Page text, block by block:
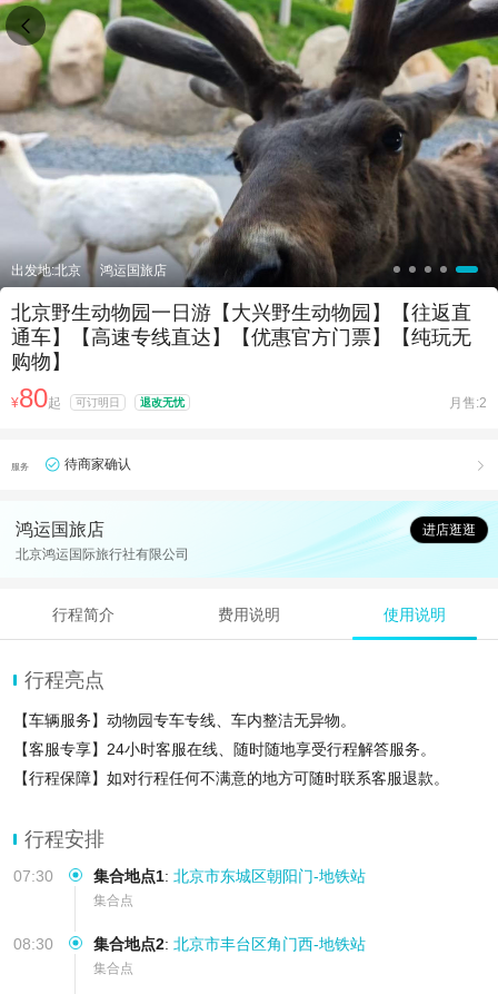
出发地:北京 鸿运国旅店
北京野生动物园一日游【大兴野生动物园】【往返直
通车】【高速专线直达】【优惠官方门票】【纯玩无
购物】
¥80起 可订明日 退改无忧 月售:2
服务 待商家确认 
鸿运国旅店
进店逛逛
北京鸿运国际旅行社有限公司
行程简介 费用说明 使用说明
行程亮点
【车辆服务】动物园专车专线、车内整洁无异物。
【客服专享】24小时客服在线、随时随地享受行程解答服务。
【行程保障】如对行程任何不满意的地方可随时联系客服退款。
行程安排
07:30 集合地点1: 北京市东城区朝阳门-地铁站
集合点
08:30 集合地点2: 北京市丰台区角门西-地铁站
集合点
